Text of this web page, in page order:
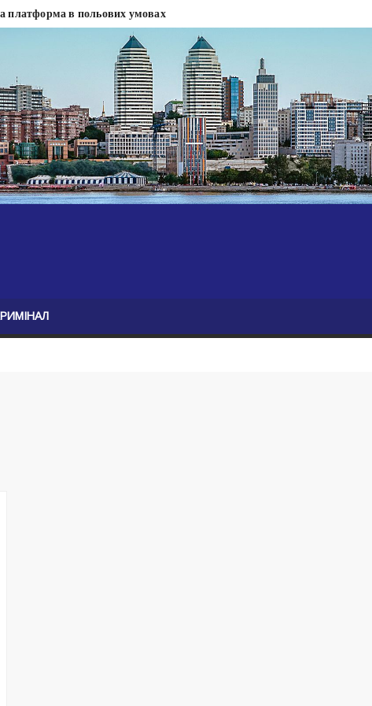
платформа в польових умовах
міськради Дніпра — ЗМІ
нелегального бізнесу, збагатився під час війни — ЗМІ
записали звернення про ситуацію на фронті
Безугла закликає валити Сирського
моду
керівництва армії